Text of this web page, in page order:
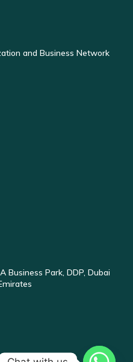
and Business Network
Business Park, DDP, Dubai